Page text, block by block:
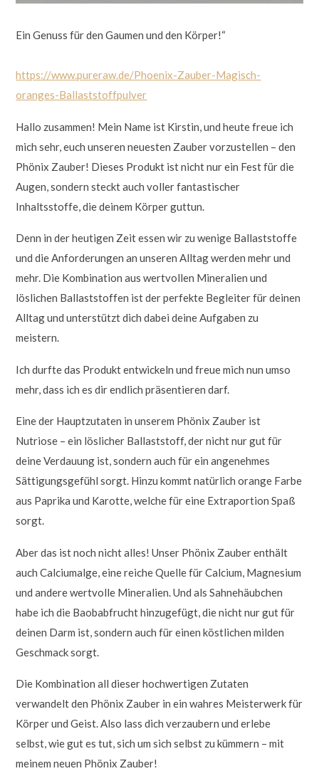
Cosmeceuticals
&
Knufmann
Cosmeceuticals
Ein Genuss für den Gaumen und den Körper!“
https://www.pureraw.de/Phoenix-Zauber-Magisch-
oranges-Ballaststoffpulver
Hallo zusammen! Mein Name ist Kirstin, und heute freue ich
mich sehr, euch unseren neuesten Zauber vorzustellen – den
Phönix Zauber! Dieses Produkt ist nicht nur ein Fest für die
Augen, sondern steckt auch voller fantastischer
Inhaltsstoffe, die deinem Körper guttun.
Denn in der heutigen Zeit essen wir zu wenige Ballaststoffe
und die Anforderungen an unseren Alltag werden mehr und
mehr. Die Kombination aus wertvollen Mineralien und
löslichen Ballaststoffen ist der perfekte Begleiter für deinen
Alltag und unterstützt dich dabei deine Aufgaben zu
meistern.
Ich durfte das Produkt entwickeln und freue mich nun umso
mehr, dass ich es dir endlich präsentieren darf.
Eine der Hauptzutaten in unserem Phönix Zauber ist
Nutriose – ein löslicher Ballaststoff, der nicht nur gut für
deine Verdauung ist, sondern auch für ein angenehmes
Sättigungsgefühl sorgt. Hinzu kommt natürlich orange Farbe
aus Paprika und Karotte, welche für eine Extraportion Spaß
sorgt.
Aber das ist noch nicht alles! Unser Phönix Zauber enthält
auch Calciumalge, eine reiche Quelle für Calcium, Magnesium
und andere wertvolle Mineralien. Und als Sahnehäubchen
habe ich die Baobabfrucht hinzugefügt, die nicht nur gut für
deinen Darm ist, sondern auch für einen köstlichen milden
Geschmack sorgt.
Die Kombination all dieser hochwertigen Zutaten
verwandelt den Phönix Zauber in ein wahres Meisterwerk für
Körper und Geist. Also lass dich verzaubern und erlebe
selbst, wie gut es tut, sich um sich selbst zu kümmern – mit
meinem neuen Phönix Zauber!